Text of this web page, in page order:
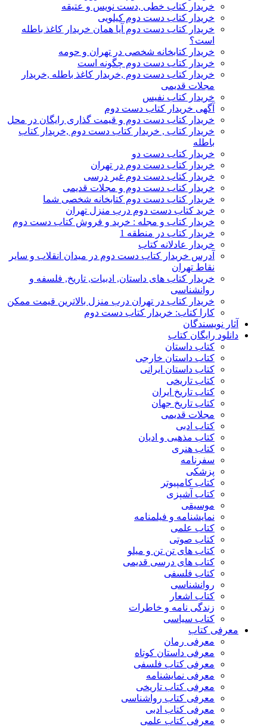
خریدار کتاب خطی ,دست نویس و عتیقه
خریدار کتاب دست دوم کیلویی
خریدار کتاب دست دوم آیا همان خریدار کاغذ باطله
است؟
خریدار کتابخانه شخصی در تهران و حومه
خریدار کتاب دست دوم چگونه است
خریدار کتاب دست دوم ,خریدار کاغذ باطله ,خریدار
مجلات قدیمی
خریدار کتاب نفیس
آگهی خریدار کتاب دست دوم
خریدار کتاب دست دوم و قیمت گذاری رایگان در محل
خریدار کتاب , خریدار کتاب دست دوم ,خریدار کتاب
باطله
خریدار کتاب دست دو
خریدار کتاب دست دوم در تهران
خریدار کتاب دست دوم غیر درسی
خریدار کتاب دست دوم و مجلات قدیمی
خریدار کتاب دست دوم کتابخانه شخصی شما
خرید کتاب دست دوم درب منزل تهران
خریدار کتاب و مجله : خرید و فروش کتاب دست دوم
خریدار کتاب در منطقه 1
خریدار عادلانه کتاب
آدرس خریدار کتاب دست دوم در میدان انقلاب و سایر
نقاط تهران
خریدار کتاب های داستان, ادبیات, تاریخ, فلسفه و
روانشناسی
خریدار کتاب در تهران درب منزل بالاترین قیمت ممکن
کارا کتاب: خریدار کتاب دست دوم
آثار نویسندگان
دانلود رایگان کتاب
کتاب داستان
کتاب داستان خارجی
کتاب داستان ایرانی
کتاب تاریخی
کتاب تاریخ ایران
کتاب تاریخ جهان
مجلات قدیمی
کتاب ادبی
کتاب مذهبی و ادیان
کتاب هنری
سفرنامه
پزشکی
کتاب کامپیوتر
کتاب آشپزی
موسیقی
نمایشنامه و فیلمنامه
کتاب علمی
کتاب صوتی
کتاب های تن تن و میلو
کتاب های درسی قدیمی
کتاب فلسفی
روانشناسی
کتاب اشعار
زندگی نامه و خاطرات
کتاب سیاسی
معرفی کتاب
معرفی رمان
معرفی داستان کوتاه
معرفی کتاب فلسفی
معرفی نمایشنامه
معرفی کتاب تاریخی
معرفی کتاب رواشناسی
معرفی کتاب ادبی
معرفی کتاب علمی